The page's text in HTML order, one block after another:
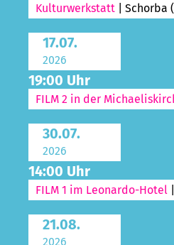
Kulturwerkstatt |
17.07.
2026
19:00 Uhr
FILM 2 in der
30.07.
2026
14:00 Uhr
FILM 1 im Leonardo-Hotel
21.08.
2026